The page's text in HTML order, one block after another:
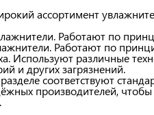
ассортимент
Работают по
Работают по
Используют различные
и других загрязнений.
соответствуют
производителей,